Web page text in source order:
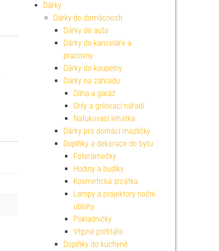
Dárky
Dárky do domácnosti
Dárky do auta
Dárky do kanceláře a
pracovny
Dárky do koupelny
Dárky na zahradu
Dílna a garáž
Grily a grilovací nářadí
Nafukovací lehátka
Dárky pro domácí mazlíčky
Doplňky a dekorace do bytu
Fotorámečky
Hodiny a budíky
Kosmetická zrcátka
Lampy a projektory noční
oblohy
Pokladničky
Vtipné polštáře
Doplňky do kuchyně